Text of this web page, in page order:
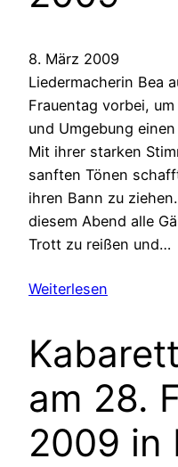
8. März 2009
Liedermacherin Bea
Frauentag vorbei,
und Umgebung
Mit ihrer starken
sanften Tönen
ihren Bann zu
diesem Abend alle
Trott zu reißen und…
Weiterlesen
am 28.
2009 in